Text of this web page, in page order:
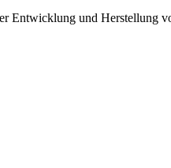
Entwicklung und